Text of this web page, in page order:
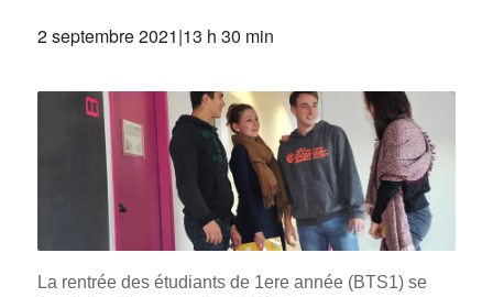
2 septembre 2021|13 h 30 min
La rentrée des étudiants de 1ere année (BTS1) se